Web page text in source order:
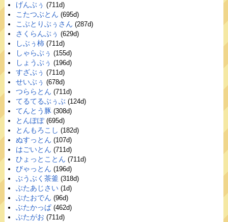
げんぶぅ (711d)
こたつぶとん (695d)
こぶとりぶぅさん (287d)
さくらんぶぅ (629d)
しぶぅ柿(711d)
しゃらぶぅ (155d)
しょうぶぅ (196d)
すざぶぅ (711d)
せいぶぅ (678d)
つららとん (711d)
てるてるぶぅぶ(124d)
てんとう豚(308d)
とんぽぽ(695d)
とんもろこし (182d)
ぬすっとん (107d)
はごいとん (711d)
ひょっとことん (711d)
びゃっとん (196d)
ぶうぶく茶釜 (318d)
ぶたあじさい(1d)
ぶたおでん (96d)
ぶたかっぱ(462d)
ぶたがお (711d)